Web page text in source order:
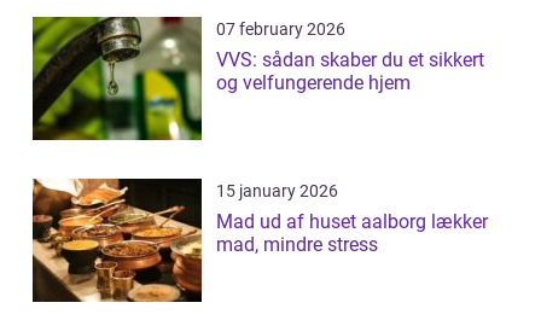
07 february 2026
VVS: sådan skaber du et sikkert
og velfungerende hjem
15 january 2026
Mad ud af huset aalborg lækker
mad, mindre stress